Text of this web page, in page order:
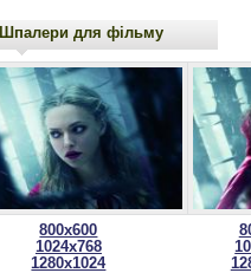
Шпалери для фільму
800x600
1024x768
1280x1024